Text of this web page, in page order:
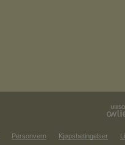
Personvern Kjøpsbetingelser